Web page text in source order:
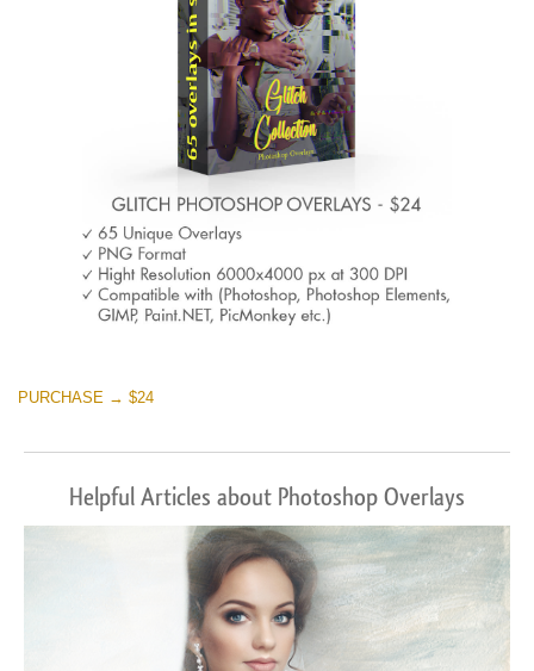
PURCHASE → $24
Helpful Articles about Photoshop Overlays